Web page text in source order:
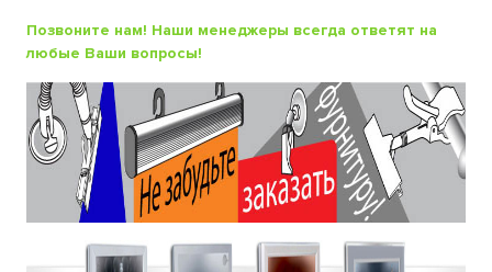
Позвоните нам! Наши менеджеры всегда ответят на
любые Ваши вопросы!